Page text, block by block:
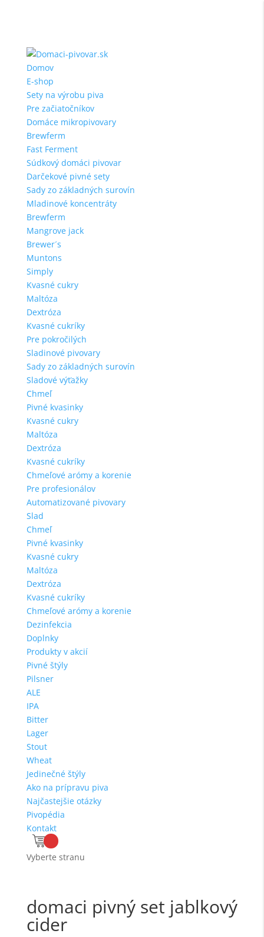
Domov
E-shop
Sety na výrobu piva
Pre začiatočníkov
Domáce mikropivovary
Brewferm
Fast Ferment
Súdkový domáci pivovar
Darčekové pivné sety
Sady zo základných surovín
Mladinové koncentráty
Brewferm
Mangrove jack
Brewer´s
Muntons
Simply
Kvasné cukry
Maltóza
Dextróza
Kvasné cukríky
Pre pokročilých
Sladinové pivovary
Sady zo základných surovín
Sladové výťažky
Chmeľ
Pivné kvasinky
Kvasné cukry
Maltóza
Dextróza
Kvasné cukríky
Chmeľové arómy a korenie
Pre profesionálov
Automatizované pivovary
Slad
Chmeľ
Pivné kvasinky
Kvasné cukry
Maltóza
Dextróza
Kvasné cukríky
Chmeľové arómy a korenie
Dezinfekcia
Doplnky
Produkty v akcií
Pivné štýly
Pilsner
ALE
IPA
Bitter
Lager
Stout
Wheat
Jedinečné štýly
Ako na prípravu piva
Najčastejšie otázky
Pivopédia
Kontakt
Vyberte stranu
domaci pivný set jablkový
cider